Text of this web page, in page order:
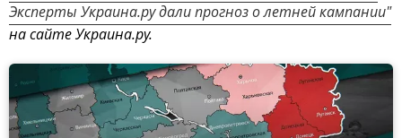
Эксперты Украина.ру дали прогноз о летней кампании"
на сайте Украина.ру.